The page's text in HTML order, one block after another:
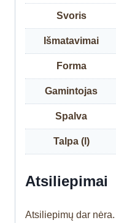
Svoris
Išmatavimai
Forma
Gamintojas
Spalva
Talpa (l)
Atsiliepimai
Atsiliepimų dar nėra.